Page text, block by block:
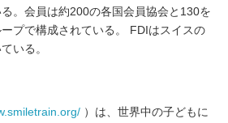
。会員は約200の各国会員協会と130を
プで構成されている。 FDIはスイスの
いる。
）は、世界中の子どもに